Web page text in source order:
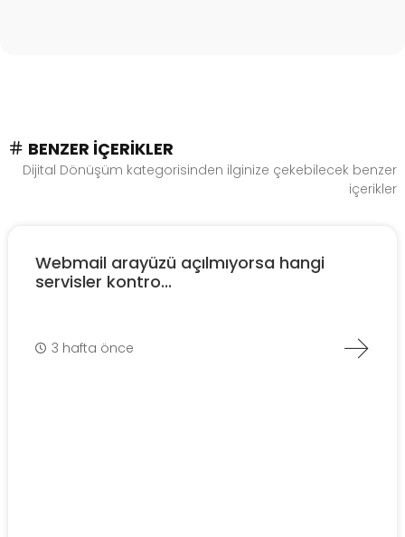
BENZER İÇERIKLER
Dijital Dönüşüm kategorisinden ilginize çekebilecek benzer
içerikler
Webmail arayüzü açılmıyorsa hangi
servisler kontro...
3 hafta önce